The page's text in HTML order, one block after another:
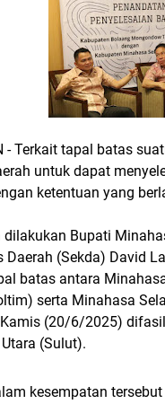
- Terkait tapal batas
untuk dapat
ketentuan yang
dilakukan Bupati
Daerah (Sekda) David
batas antara
serta Minahasa
(20/6/2025)
(Sulut).
kesempatan